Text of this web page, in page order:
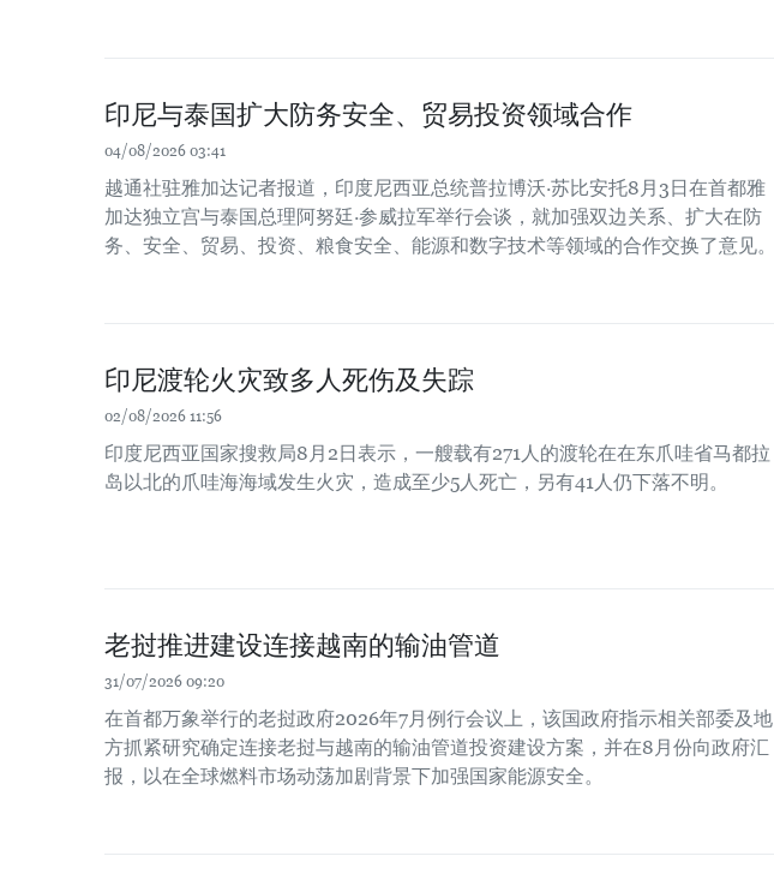
印尼与泰国扩大防务安全、贸易投资领域合作
04/08/2026 03:41
越通社驻雅加达记者报道，印度尼西亚总统普拉博沃·苏比安托8月3日在首都雅
加达独立宫与泰国总理阿努廷·参威拉军举行会谈，就加强双边关系、扩大在防
务、安全、贸易、投资、粮食安全、能源和数字技术等领域的合作交换了意见。
印尼渡轮火灾致多人死伤及失踪
02/08/2026 11:56
印度尼西亚国家搜救局8月2日表示，一艘载有271人的渡轮在在东爪哇省马都拉
岛以北的爪哇海海域发生火灾，造成至少5人死亡，另有41人仍下落不明。
老挝推进建设连接越南的输油管道
31/07/2026 09:20
在首都万象举行的老挝政府2026年7月例行会议上，该国政府指示相关部委及地
方抓紧研究确定连接老挝与越南的输油管道投资建设方案，并在8月份向政府汇
报，以在全球燃料市场动荡加剧背景下加强国家能源安全。